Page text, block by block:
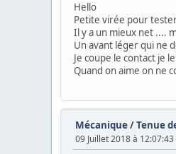
Hello
Petite virée pour
Il y a un mieux net ....
Un avant léger qui ne
Je coupe le contact je
Quand on aime on ne
Mécanique/Tenue
09 Juillet 2018 à 12:07:43